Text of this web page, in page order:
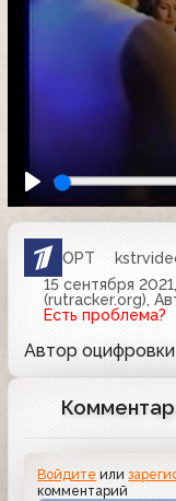
ОРТ
15 сентября
(rutracker.org),
Есть проблема?
Автор
Войдите или
комментарий